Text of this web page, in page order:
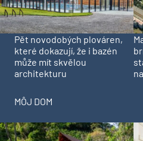
Pět novodobých plováren,
které dokazují, že i bazén
může mít skvělou
architekturu
MÔJ DOM